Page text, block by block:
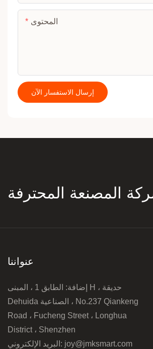
المحتوى
إرسال الاستفسار الآن
عنواننا
إضافة: الطابق 1 ، المبنى H ، حديقة
Dehuida الصناعية ، No.237 Qiankeng
Road ، Fucheng Street ، Longhua
District ، Shenzhen
البريد الإلكتروني: joy@jmksmart.com